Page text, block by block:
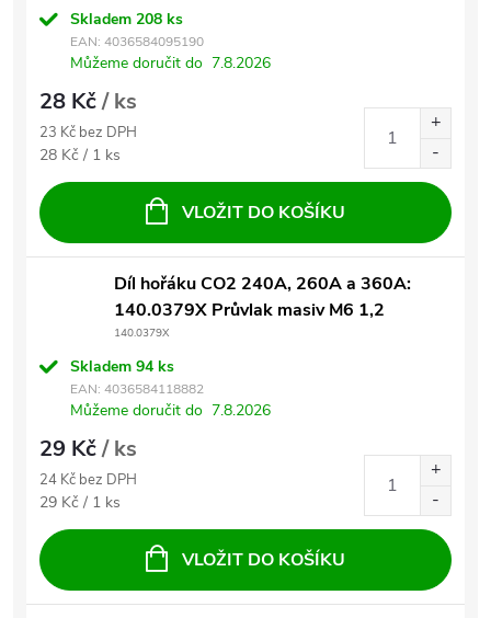
Skladem 208 ks
EAN: 4036584095190
Můžeme doručit do 7.8.2026
28 Kč/ ks
23 Kč bez DPH
Měrná cena:
28 Kč / 1 ks
VLOŽIT DO KOŠÍKU
Díl hořáku CO2 240A, 260A a 360A:
140.0379X Průvlak masiv M6 1,2
140.0379X
Skladem 94 ks
EAN: 4036584118882
Můžeme doručit do 7.8.2026
29 Kč/ ks
24 Kč bez DPH
Měrná cena:
29 Kč / 1 ks
VLOŽIT DO KOŠÍKU